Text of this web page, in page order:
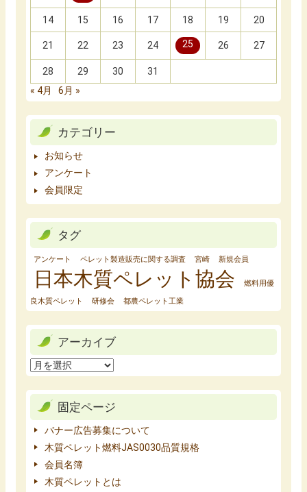
14 15 16 17 18 19 20
21 22 23 24 25 26 27
28 29 30
31
« 4月
6月 »
カテゴリー
お知らせ
アンケート
会員限定
タグ
アンケート ペレット製造販売に関する調査 宮崎 新規会員
日本木質ペレット協会
燃料用優
良木質ペレット
研修会 都農ペレット工業
アーカイブ
固定ページ
バナー広告募集について
木質ペレット燃料JAS0030品質規格
会員名簿
木質ペレットとは